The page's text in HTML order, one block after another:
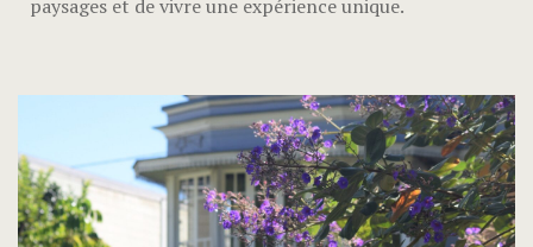
paysages et de vivre une expérience unique.